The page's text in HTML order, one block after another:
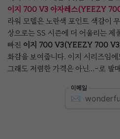
이지 700 V3 아자레스(YEEZY
라워 모델은 노란색 포인트 색감이
상으로는 SS 시즌에 더 어울리는 제
빠진 이지 700 V3(YEEZY 700
화감을 보여줍니다. 이지 시리즈임
그래도 저렴한 가격은 아닌…-로 발